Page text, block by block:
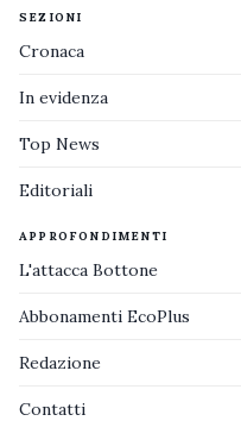
SEZIONI
Cronaca
In evidenza
Top News
Editoriali
APPROFONDIMENTI
L'attacca Bottone
Abbonamenti EcoPlus
Redazione
Contatti